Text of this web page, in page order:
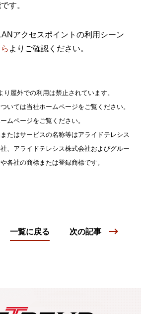
す。
アクセスポイントの利用シーン
よりご確認ください。
屋外での利用は禁止されています。
いては当社ホームページをご覧ください。
ムページをご覧ください。
たはサービスの名称等はアライドテレシス
、アライドテレシス株式会社およびグルー
各社の商標または登録商標です。
一覧に戻る 次の記事